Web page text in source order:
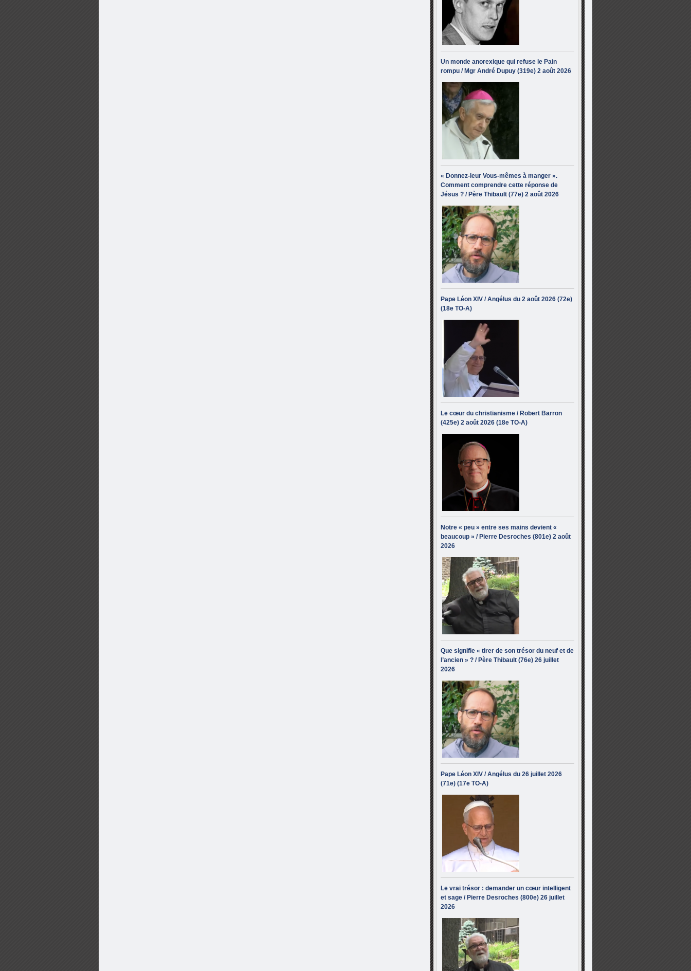
Un monde anorexique qui refuse le Pain
rompu / Mgr André Dupuy (319e) 2 août 2026
« Donnez-leur Vous-mêmes à manger ».
Comment comprendre cette réponse de
Jésus ? / Père Thibault (77e) 2 août 2026
Pape Léon XIV / Angélus du 2 août 2026 (72e)
(18e TO-A)
Le cœur du christianisme / Robert Barron
(425e) 2 août 2026 (18e TO-A)
Notre « peu » entre ses mains devient «
beaucoup » / Pierre Desroches (801e) 2 août
2026
Que signifie « tirer de son trésor du neuf et de
l’ancien » ? / Père Thibault (76e) 26 juillet
2026
Pape Léon XIV / Angélus du 26 juillet 2026
(71e) (17e TO-A)
Le vrai trésor : demander un cœur intelligent
et sage / Pierre Desroches (800e) 26 juillet
2026